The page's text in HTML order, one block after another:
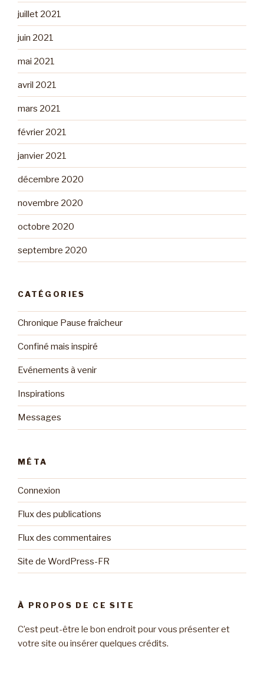
juillet 2021
juin 2021
mai 2021
avril 2021
mars 2021
février 2021
janvier 2021
décembre 2020
novembre 2020
octobre 2020
septembre 2020
CATÉGORIES
Chronique Pause fraîcheur
Confiné mais inspiré
Evénements à venir
Inspirations
Messages
MÉTA
Connexion
Flux des publications
Flux des commentaires
Site de WordPress-FR
À PROPOS DE CE SITE
C’est peut-être le bon endroit pour vous présenter et
votre site ou insérer quelques crédits.